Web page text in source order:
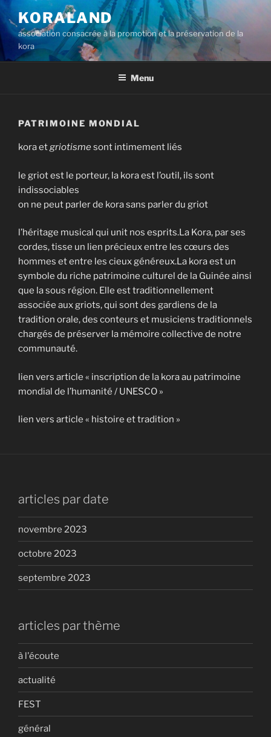
au
contenu
principal
KORALAND
association consacrée à la promotion et la préservation de la
kora
Menu
PATRIMOINE MONDIAL
kora etgriotismesont intimement liés
le griot est le porteur, la kora est l’outil, ils sont
indissociables
on ne peut parler de kora sans parler du griot
l’héritage musical qui unit nos esprits.La Kora, par ses
cordes, tisse un lien précieux entre les cœurs des
hommes et entre les cieux généreux.La kora est un
symbole du riche patrimoine culturel de la Guinée ainsi
que la sous région. Elle est traditionnellement
associée aux griots, qui sont des gardiens de la
tradition orale, des conteurs et musiciens traditionnels
chargés de préserver la mémoire collective de notre
communauté.
lien vers article « inscription de la kora au patrimoine
mondial de l’humanité / UNESCO »
lien vers article « histoire et tradition »
articles par date
novembre 2023
octobre 2023
septembre 2023
articles par thème
à l'écoute
actualité
FEST
général